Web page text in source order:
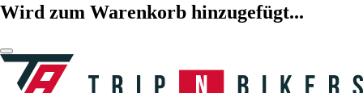
Wird zum Warenkorb hinzugefügt...